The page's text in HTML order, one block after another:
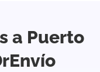
a Puerto